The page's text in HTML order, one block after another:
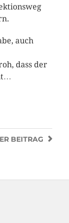
auch
dass der
BEITRAG